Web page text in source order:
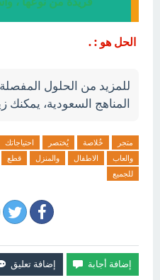
الحل هو : .
للمزيد من الحلول
المناهج السعودية، يمكنك
متجر خُلاصة يُختصر احتياجاتك
والعاب
الاطفال والمنزل قطع
للجميع